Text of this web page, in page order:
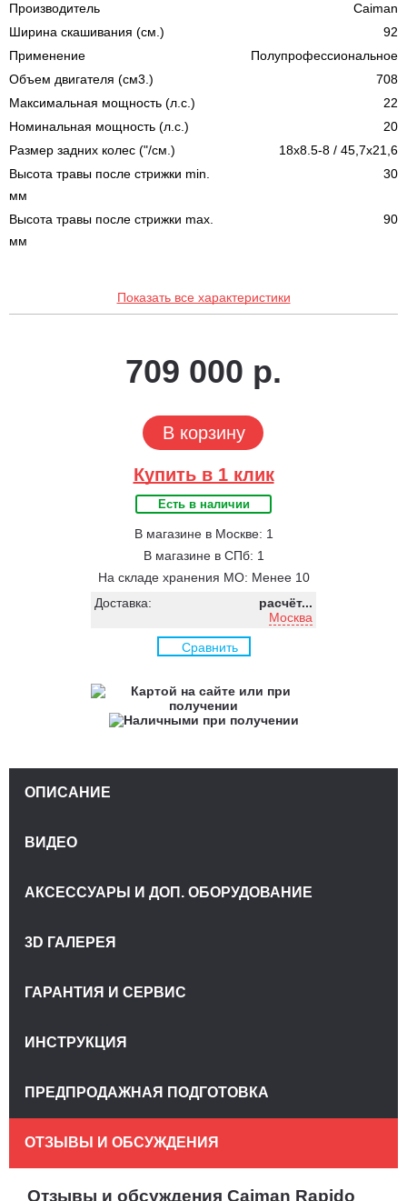
Производитель
Caiman
Ширина скашивания (см.)
92
Применение
Полупрофессиональное
Объем двигателя (см3.)
708
Максимальная мощность (л.с.)
22
Номинальная мощность (л.с.)
20
Размер задних колес ("/см.)
18x8.5-8 / 45,7x21,6
Высота травы после стрижки min.
мм
30
Высота травы после стрижки max.
мм
90
Показать все характеристики
709 000 р.
В корзину
Купить в 1 клик
Есть в наличии
В магазине в Москве: 1
В магазине в СПб: 1
На складе хранения МО: Менее 10
Доставка:
расчёт...
Москва
Сравнить
Отзывы и обсуждения Caiman Rapido
ОПИСАНИЕ
ВИДЕО
АКСЕССУАРЫ И ДОП. ОБОРУДОВАНИЕ
3D ГАЛЕРЕЯ
ГАРАНТИЯ И СЕРВИС
ИНСТРУКЦИЯ
ПРЕДПРОДАЖНАЯ ПОДГОТОВКА
ОТЗЫВЫ И ОБСУЖДЕНИЯ